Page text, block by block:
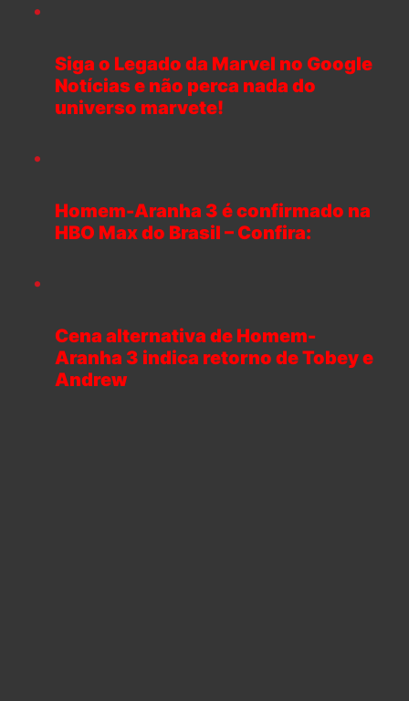
Siga o Legado da Marvel no Google
Notícias e não perca nada do
universo marvete!
Homem-Aranha 3 é confirmado na
HBO Max do Brasil – Confira:
Cena alternativa de Homem-
Aranha 3 indica retorno de Tobey e
Andrew